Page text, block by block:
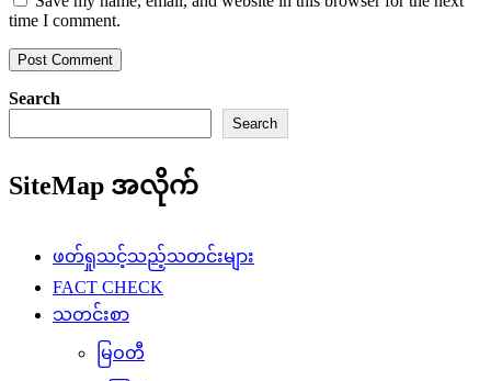
time I comment.
Search
Search
SiteMap အလိုက်
ဖတ်ရှုသင့်သည့်သတင်းများ
FACT CHECK
သတင်းစာ
မြဝတီ